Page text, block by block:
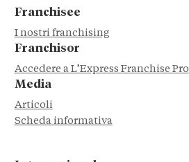
Franchisee
I nostri franchising
Franchisor
Accedere a L’Express Franchise Pro
Media
Articoli
Scheda informativa